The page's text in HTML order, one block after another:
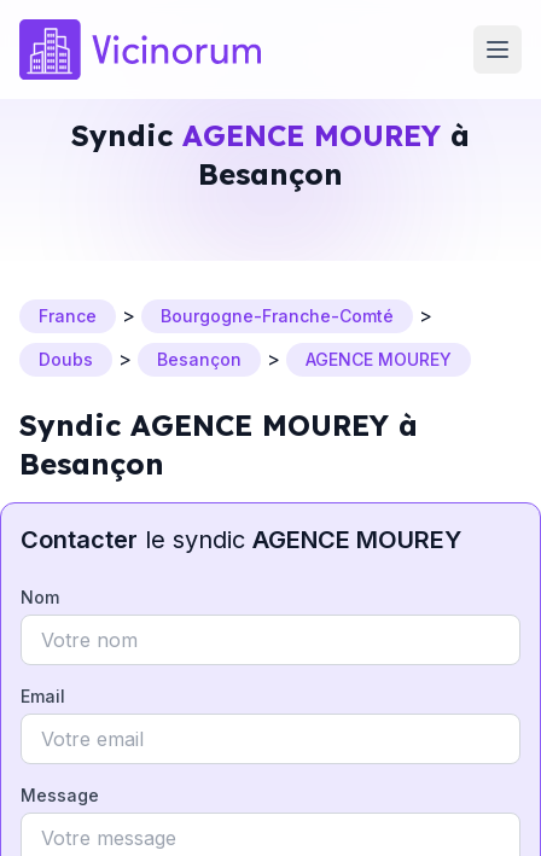
Syndic AGENCE MOUREY à
Besançon
France > Bourgogne-Franche-Comté >
Doubs > Besançon > AGENCE MOUREY
Syndic AGENCE MOUREY à
Besançon
Contacter le syndic AGENCE MOUREY
Nom
Email
Message